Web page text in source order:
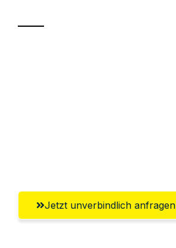
Jetzt unverbindlich anfragen